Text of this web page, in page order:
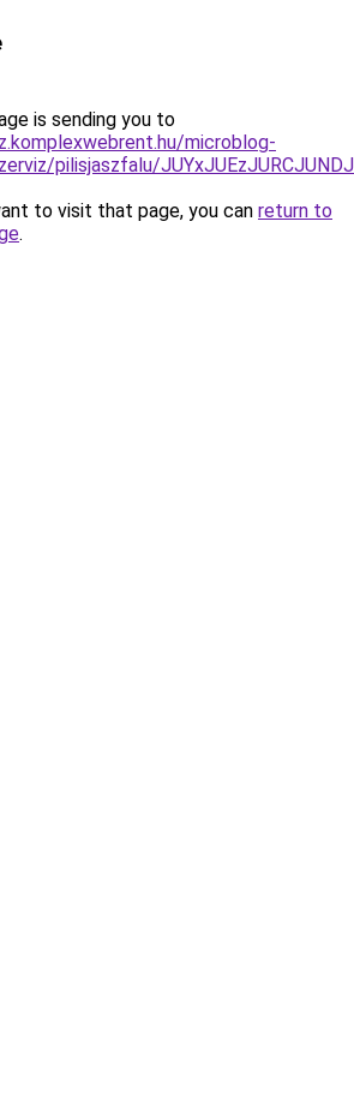
is sending you to
microblog-
pilisjaszfalu/
to visit that page, you can return to
.